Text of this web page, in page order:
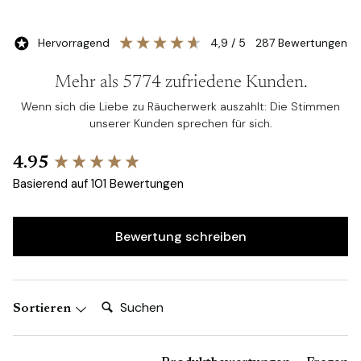
harmonischen Düften von Lavendel, Mädesüß, Myrte,
Rose, Ringelblume, Styrax, Tonkabohne, Weihrauch,
Zitronenmelisse und Palo Santo – eine Komposition, die
Ruhe und Selbstakzeptanz fördert.
Jeder Zen Stick ist ein Unikat – achtsam gefertigt, um
dich in Momenten der Stille, beim Meditieren oder
Manifestieren zu begleiten.
Hervorragend 4,9 / 5 287 Bewertungen
Mehr als 5774 zufriedene Kunden.
Wenn sich die Liebe zu Räucherwerk auszahlt: Die Stimmen
unserer Kunden sprechen für sich.
4.95
Basierend auf 101 Bewertungen
Bewertung schreiben
Sortieren
Suchen:
New content loaded